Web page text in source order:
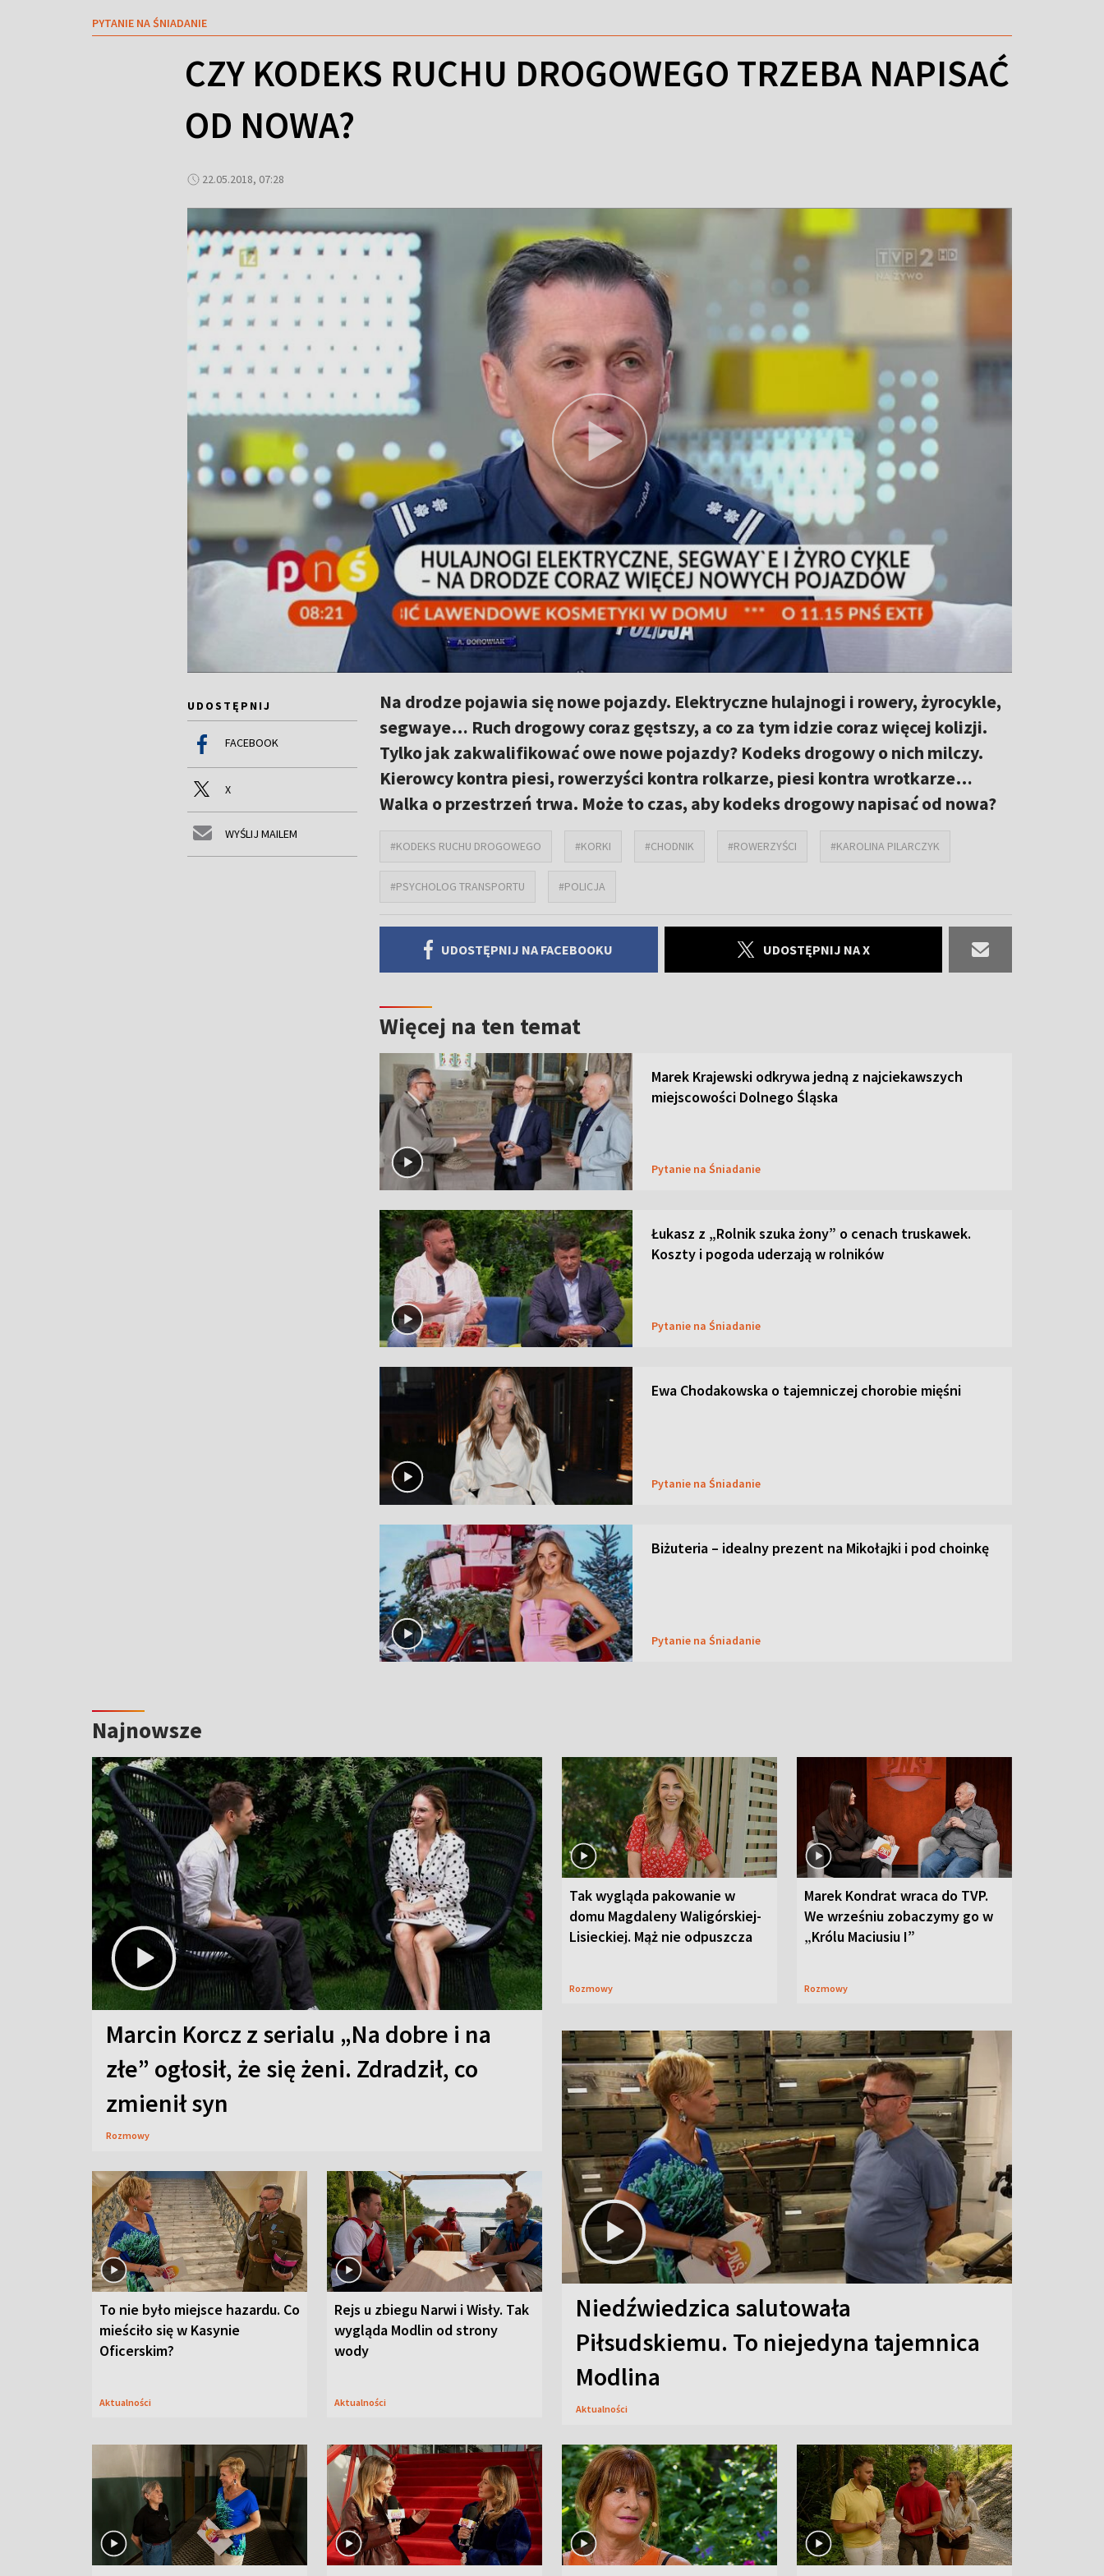
PYTANIE NA ŚNIADANIE
CZY KODEKS RUCHU DROGOWEGO TRZEBA NAPISAĆ
OD NOWA?
22.05.2018, 07:28
UDOSTĘPNIJ
FACEBOOK
X
WYŚLIJ MAILEM
Na drodze pojawia się nowe pojazdy. Elektryczne hulajnogi i rowery, żyrocykle,
segwaye… Ruch drogowy coraz gęstszy, a co za tym idzie coraz więcej kolizji.
Tylko jak zakwalifikować owe nowe pojazdy? Kodeks drogowy o nich milczy.
Kierowcy kontra piesi, rowerzyści kontra rolkarze, piesi kontra wrotkarze…
Walka o przestrzeń trwa. Może to czas, aby kodeks drogowy napisać od nowa?
#KODEKS RUCHU DROGOWEGO #KORKI #CHODNIK #ROWERZYŚCI #KAROLINA PILARCZYK
#PSYCHOLOG TRANSPORTU #POLICJA
UDOSTĘPNIJ NA FACEBOOKU UDOSTĘPNIJ NA X
Więcej na ten temat
Marek Krajewski odkrywa jedną z najciekawszych
miejscowości Dolnego Śląska
Pytanie na Śniadanie
Łukasz z „Rolnik szuka żony” o cenach truskawek.
Koszty i pogoda uderzają w rolników
Pytanie na Śniadanie
Ewa Chodakowska o tajemniczej chorobie mięśni
Pytanie na Śniadanie
Biżuteria – idealny prezent na Mikołajki i pod choinkę
Pytanie na Śniadanie
Najnowsze
Marcin Korcz z serialu „Na dobre i na
złe” ogłosił, że się żeni. Zdradził, co
zmienił syn
Rozmowy
Tak wygląda pakowanie w
domu Magdaleny Waligórskiej-
Lisieckiej. Mąż nie odpuszcza
Rozmowy
Marek Kondrat wraca do TVP.
We wrześniu zobaczymy go w
„Królu Maciusiu I”
Rozmowy
To nie było miejsce hazardu. Co
mieściło się w Kasynie
Oficerskim?
Aktualności
Rejs u zbiegu Narwi i Wisły. Tak
wygląda Modlin od strony
wody
Aktualności
Niedźwiedzica salutowała
Piłsudskiemu. To niejedyna tajemnica
Modlina
Aktualności